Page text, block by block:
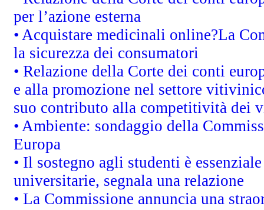
per l’azione esterna
• Acquistare medicinali online?La
la sicurezza dei consumatori
• Relazione della Corte dei conti
e alla promozione nel settore
suo contributo alla competitività dei
• Ambiente: sondaggio della
Europa
• Il sostegno agli studenti è
universitarie, segnala una relazione
• La Commissione annuncia una